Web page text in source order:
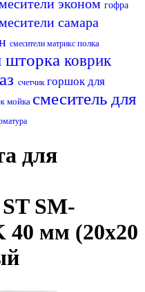
эконом гофра
самара
смесители матрикс полка
шторка коврик
счетчик горшок для
мойка смеситель для
для
SM-
40 мм (20х20